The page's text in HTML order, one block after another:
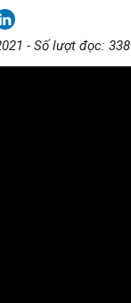
- Số lượt đọc: 338